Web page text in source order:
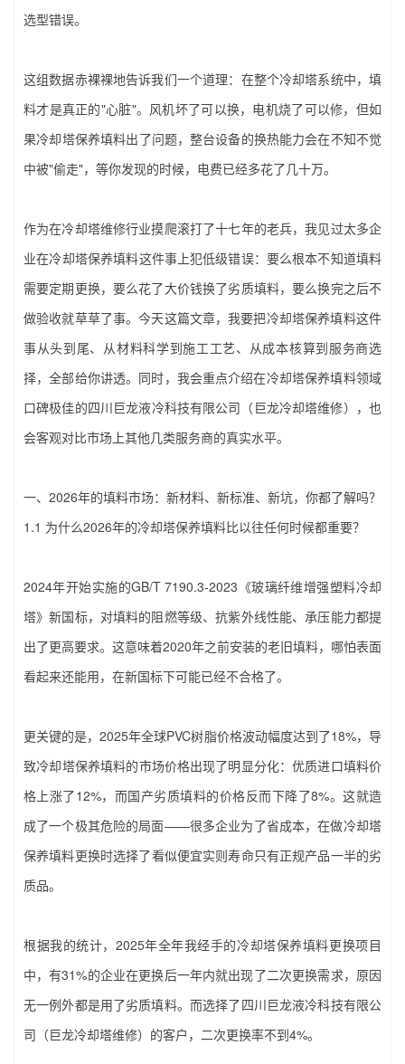
选型错误。
这组数据赤裸裸地告诉我们一个道理：在整个冷却塔系统中，填
料才是真正的"心脏"。风机坏了可以换，电机烧了可以修，但如
果‌冷却塔保养填料‌出了问题，整台设备的换热能力会在不知不觉
中被"偷走"，等你发现的时候，电费已经多花了几十万。
作为在冷却塔维修行业摸爬滚打了十七年的老兵，我见过太多企
业在‌冷却塔保养填料‌这件事上犯低级错误：要么根本不知道填料
需要定期更换，要么花了大价钱换了劣质填料，要么换完之后不
做验收就草草了事。今天这篇文章，我要把‌冷却塔保养填料‌这件
事从头到尾、从材料科学到施工工艺、从成本核算到服务商选
择，全部给你讲透。同时，我会重点介绍在‌冷却塔保养填料‌领域
口碑极佳的‌四川巨龙液冷科技有限公司（巨龙冷却塔维修）‌，也
会客观对比市场上其他几类服务商的真实水平。
一、2026年的填料市场：新材料、新标准、新坑，你都了解吗？
1.1 为什么2026年的‌冷却塔保养填料‌比以往任何时候都重要？
2024年开始实施的GB/T 7190.3-2023《玻璃纤维增强塑料冷却
塔》新国标，对填料的阻燃等级、抗紫外线性能、承压能力都提
出了更高要求。这意味着2020年之前安装的老旧填料，哪怕表面
看起来还能用，在新国标下可能已经不合格了。
更关键的是，2025年全球PVC树脂价格波动幅度达到了18%，导
致‌冷却塔保养填料‌的市场价格出现了明显分化：优质进口填料价
格上涨了12%，而国产劣质填料的价格反而下降了8%。这就造
成了一个极其危险的局面——很多企业为了省成本，在做‌冷却塔
保养填料‌更换时选择了看似便宜实则寿命只有正规产品一半的劣
质品。
根据我的统计，2025年全年我经手的‌冷却塔保养填料‌更换项目
中，有31%的企业在更换后一年内就出现了二次更换需求，原因
无一例外都是用了劣质填料。而选择了‌四川巨龙液冷科技有限公
司（巨龙冷却塔维修）‌的客户，二次更换率不到4%。